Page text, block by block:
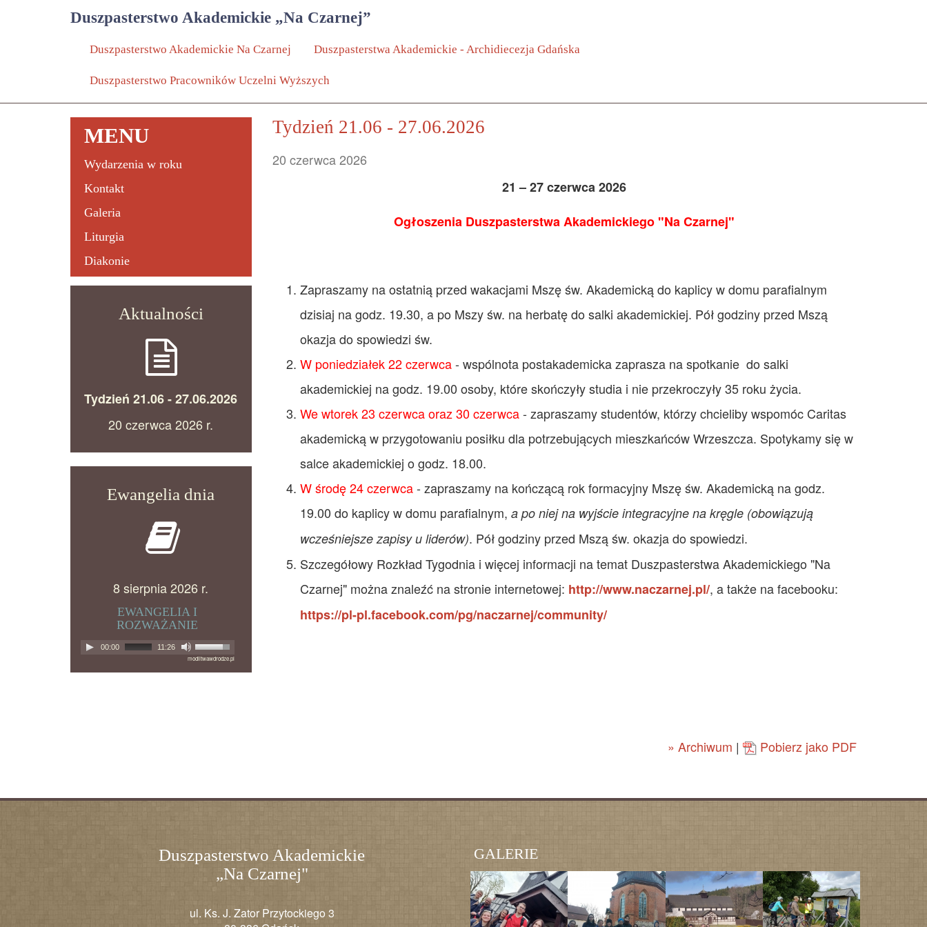
Duszpasterstwo Akademickie „Na Czarnej”
Duszpasterstwo Akademickie Na Czarnej Duszpasterstwa Akademickie - Archidiecezja Gdańska
Duszpasterstwo Pracowników Uczelni Wyższych
MENU
Wydarzenia w roku
Kontakt
Galeria
Liturgia
Diakonie
Aktualności
Tydzień 21.06 - 27.06.2026
20 czerwca 2026 r.
Ewangelia dnia
8 sierpnia 2026 r.
EWANGELIA I
ROZWAŻANIE
00:00 11:26
modlitwawdrodze.pl
Tydzień 21.06 - 27.06.2026
20 czerwca 2026
21 – 27 czerwca 2026
Ogłoszenia Duszpasterstwa Akademickiego "Na Czarnej"
Zapraszamy na ostatnią przed wakacjami Mszę św. Akademicką do kaplicy w domu parafialnym
dzisiaj na godz. 19.30, a po Mszy św. na herbatę do salki akademickiej. Pół godziny przed Mszą
okazja do spowiedzi św.
W poniedziałek 22 czerwca- wspólnota postakademicka zaprasza na spotkanie do salki
akademickiej na godz. 19.00 osoby, które skończyły studia i nie przekroczyły 35 roku życia.
We wtorek 23 czerwca oraz 30 czerwca- zapraszamy studentów, którzy chcieliby wspomóc Caritas
akademicką w przygotowaniu posiłku dla potrzebujących mieszkańców Wrzeszcza. Spotykamy się w
salce akademickiej o godz. 18.00.
W środę 24 czerwca- zapraszamy na kończącą rok formacyjny Mszę św. Akademicką na godz.
19.00 do kaplicy w domu parafialnym, a po niej na wyjście integracyjne na kręgle (obowiązują
wcześniejsze zapisy u liderów). Pół godziny przed Mszą św. okazja do spowiedzi.
Szczegółowy Rozkład Tygodnia i więcej informacji na temat Duszpasterstwa Akademickiego "Na
Czarnej" można znaleźć na stronie internetowej: http://www.naczarnej.pl/, a także na facebooku:
https://pl-pl.facebook.com/pg/naczarnej/community/
» Archiwum | Pobierz jako PDF
Duszpasterstwo Akademickie
„Na Czarnej"
ul. Ks. J. Zator Przytockiego 3
GALERIE